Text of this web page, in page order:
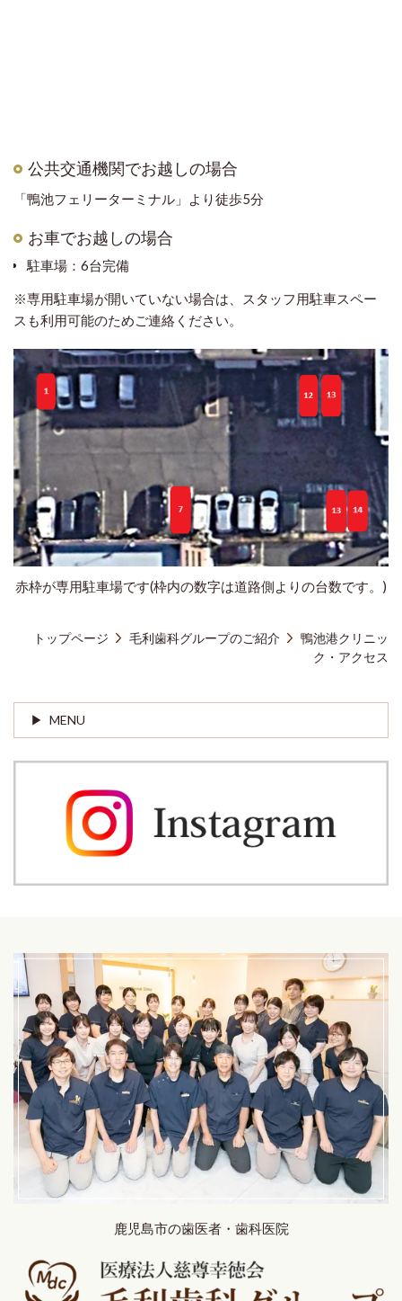
公共交通機関でお越しの場合
「鴨池フェリーターミナル」より徒歩5分
お車でお越しの場合
駐車場：6台完備
※専用駐車場が開いていない場合は、スタッフ用駐車スペー
スも利用可能のためご連絡ください。
赤枠が専用駐車場です(枠内の数字は道路側よりの台数です。)
トップページ 毛利歯科グループのご紹介
鴨池港クリニッ
ク・アクセス
MENU
鹿児島市の歯医者・歯科医院